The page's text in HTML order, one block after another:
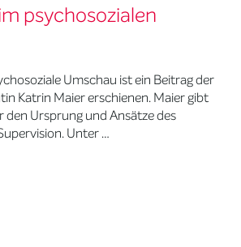
psychosozialen
Umschau ist ein Beitrag der
Katrin Maier erschienen. Maier gibt
den Ursprung und Ansätze des
Unter …